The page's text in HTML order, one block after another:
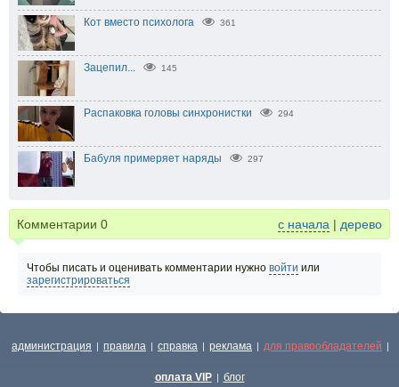
Кот вместо психолога 361
Зацепил... 145
Распаковка головы синхронистки 294
Бабуля примеряет наряды 297
Комментарии 0 с начала | дерево
Чтобы писать и оценивать комментарии нужно войти или
зарегистрироваться
администрация | правила | справка | реклама | для правообладателей |
оплата VIP | блог